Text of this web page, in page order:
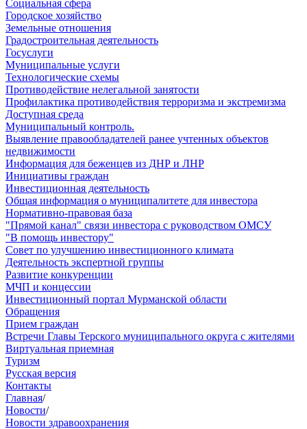
Социальная сфера
Городское хозяйство
Земельные отношения
Градостроительная деятельность
Госуслуги
Муниципальные услуги
Технологические схемы
Противодействие нелегальной занятости
Профилактика противодействия терроризма и экстремизма
Доступная среда
Муниципальный контроль.
Выявление правообладателей ранее учтенных объектов
недвижимости
Информация для беженцев из ДНР и ЛНР
Инициативы граждан
Инвестиционная деятельность
Общая информация о муниципалитете для инвестора
Нормативно-правовая база
"Прямой канал" связи инвестора с руководством ОМСУ
"В помощь инвестору"
Совет по улучшению инвестиционного климата
Деятельность экспертной группы
Развитие конкуренции
МЧП и концессии
Инвестиционный портал Мурманской области
Обращения
Прием граждан
Встречи Главы Терского муниципального округа с жителями
Виртуальная приемная
Туризм
Русская версия
Контакты
Главная/
Новости/
Новости здравоохранения